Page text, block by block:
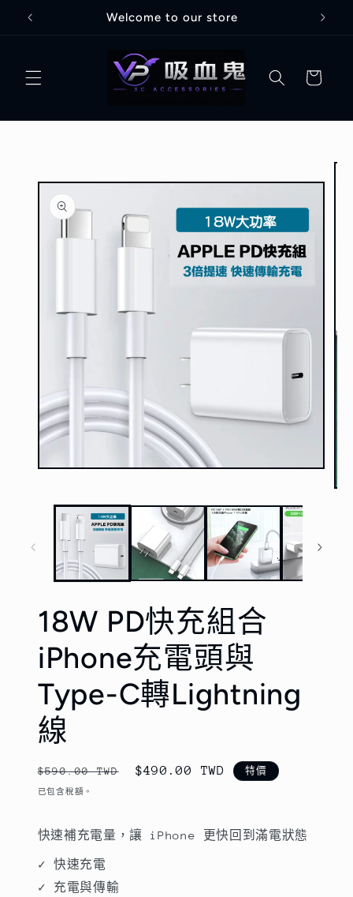
跳至內
容
Welcome to our store
物
品資訊
媒
案
1
18W PD快充組合
iPhone充電頭與
Type-C轉Lightning
線
定
價
$590.00 TWD
售
$490.00 TWD 特價
已包含稅額。
快速補充電量，讓 iPhone 更快回到滿電狀態
✓ 快速充電
✓ 充電與傳輸